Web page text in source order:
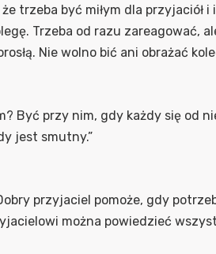
trzeba być miłym dla przyjaciół i
Trzeba od razu zareagować,
Nie wolno bić ani obrażać
Być przy nim, gdy każdy się od
jest smutny.”
przyjaciel pomoże, gdy
można powiedzieć